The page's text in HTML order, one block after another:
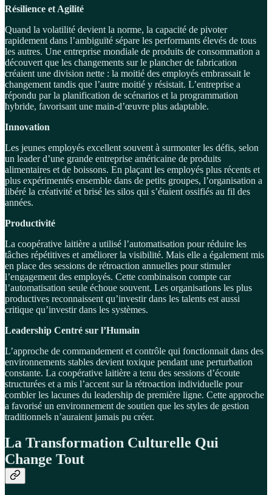
Résilience et Agilité
Quand la volatilité devient la norme, la capacité de pivoter
rapidement dans l’ambiguïté sépare les performants élevés de tous
les autres. Une entreprise mondiale de produits de consommation a
découvert que les changements sur le plancher de fabrication
créaient une division nette : la moitié des employés embrassait le
changement tandis que l’autre moitié y résistait. L’entreprise a
répondu par la planification de scénarios et la programmation
hybride, favorisant une main-d’œuvre plus adaptable.
Innovation
Les jeunes employés excellent souvent à surmonter les défis, selon
un leader d’une grande entreprise américaine de produits
alimentaires et de boissons. En plaçant les employés plus récents et
plus expérimentés ensemble dans de petits groupes, l’organisation a
libéré la créativité et brisé les silos qui s’étaient ossifiés au fil des
années.
Productivité
La coopérative laitière a utilisé l’automatisation pour réduire les
tâches répétitives et améliorer la visibilité. Mais elle a également mis
en place des sessions de rétroaction annuelles pour stimuler
l’engagement des employés. Cette combinaison compte car
l’automatisation seule échoue souvent. Les organisations les plus
productives reconnaissent qu’investir dans les talents est aussi
critique qu’investir dans les systèmes.
Leadership Centré sur l’Humain
L’approche de commandement et contrôle qui fonctionnait dans des
environnements stables devient toxique pendant une perturbation
constante. La coopérative laitière a tenu des sessions d’écoute
structurées et a mis l’accent sur la rétroaction individuelle pour
combler les lacunes du leadership de première ligne. Cette approche
a favorisé un environnement de soutien que les styles de gestion
traditionnels n’auraient jamais pu créer.
La Transformation Culturelle Qui
Change Tout